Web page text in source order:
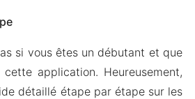
si vous êtes un débutant et que
application. Heureusement,
détaillé étape par étape sur les